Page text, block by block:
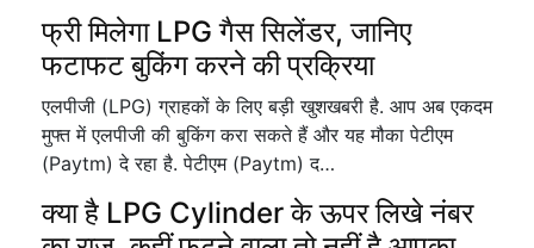
फ्री मिलेगा LPG गैस सिलेंडर, जानिए
फटाफट बुकिंग करने की प्रक्रिया
एलपीजी (LPG) ग्राहकों के लिए बड़ी खुशखबरी है. आप अब एकदम
मुफ्त में एलपीजी की बुकिंग करा सकते हैं और यह मौका पेटीएम
(Paytm) दे रहा है. पेटीएम (Paytm) द…
क्या है LPG Cylinder के ऊपर लिखे नंबर